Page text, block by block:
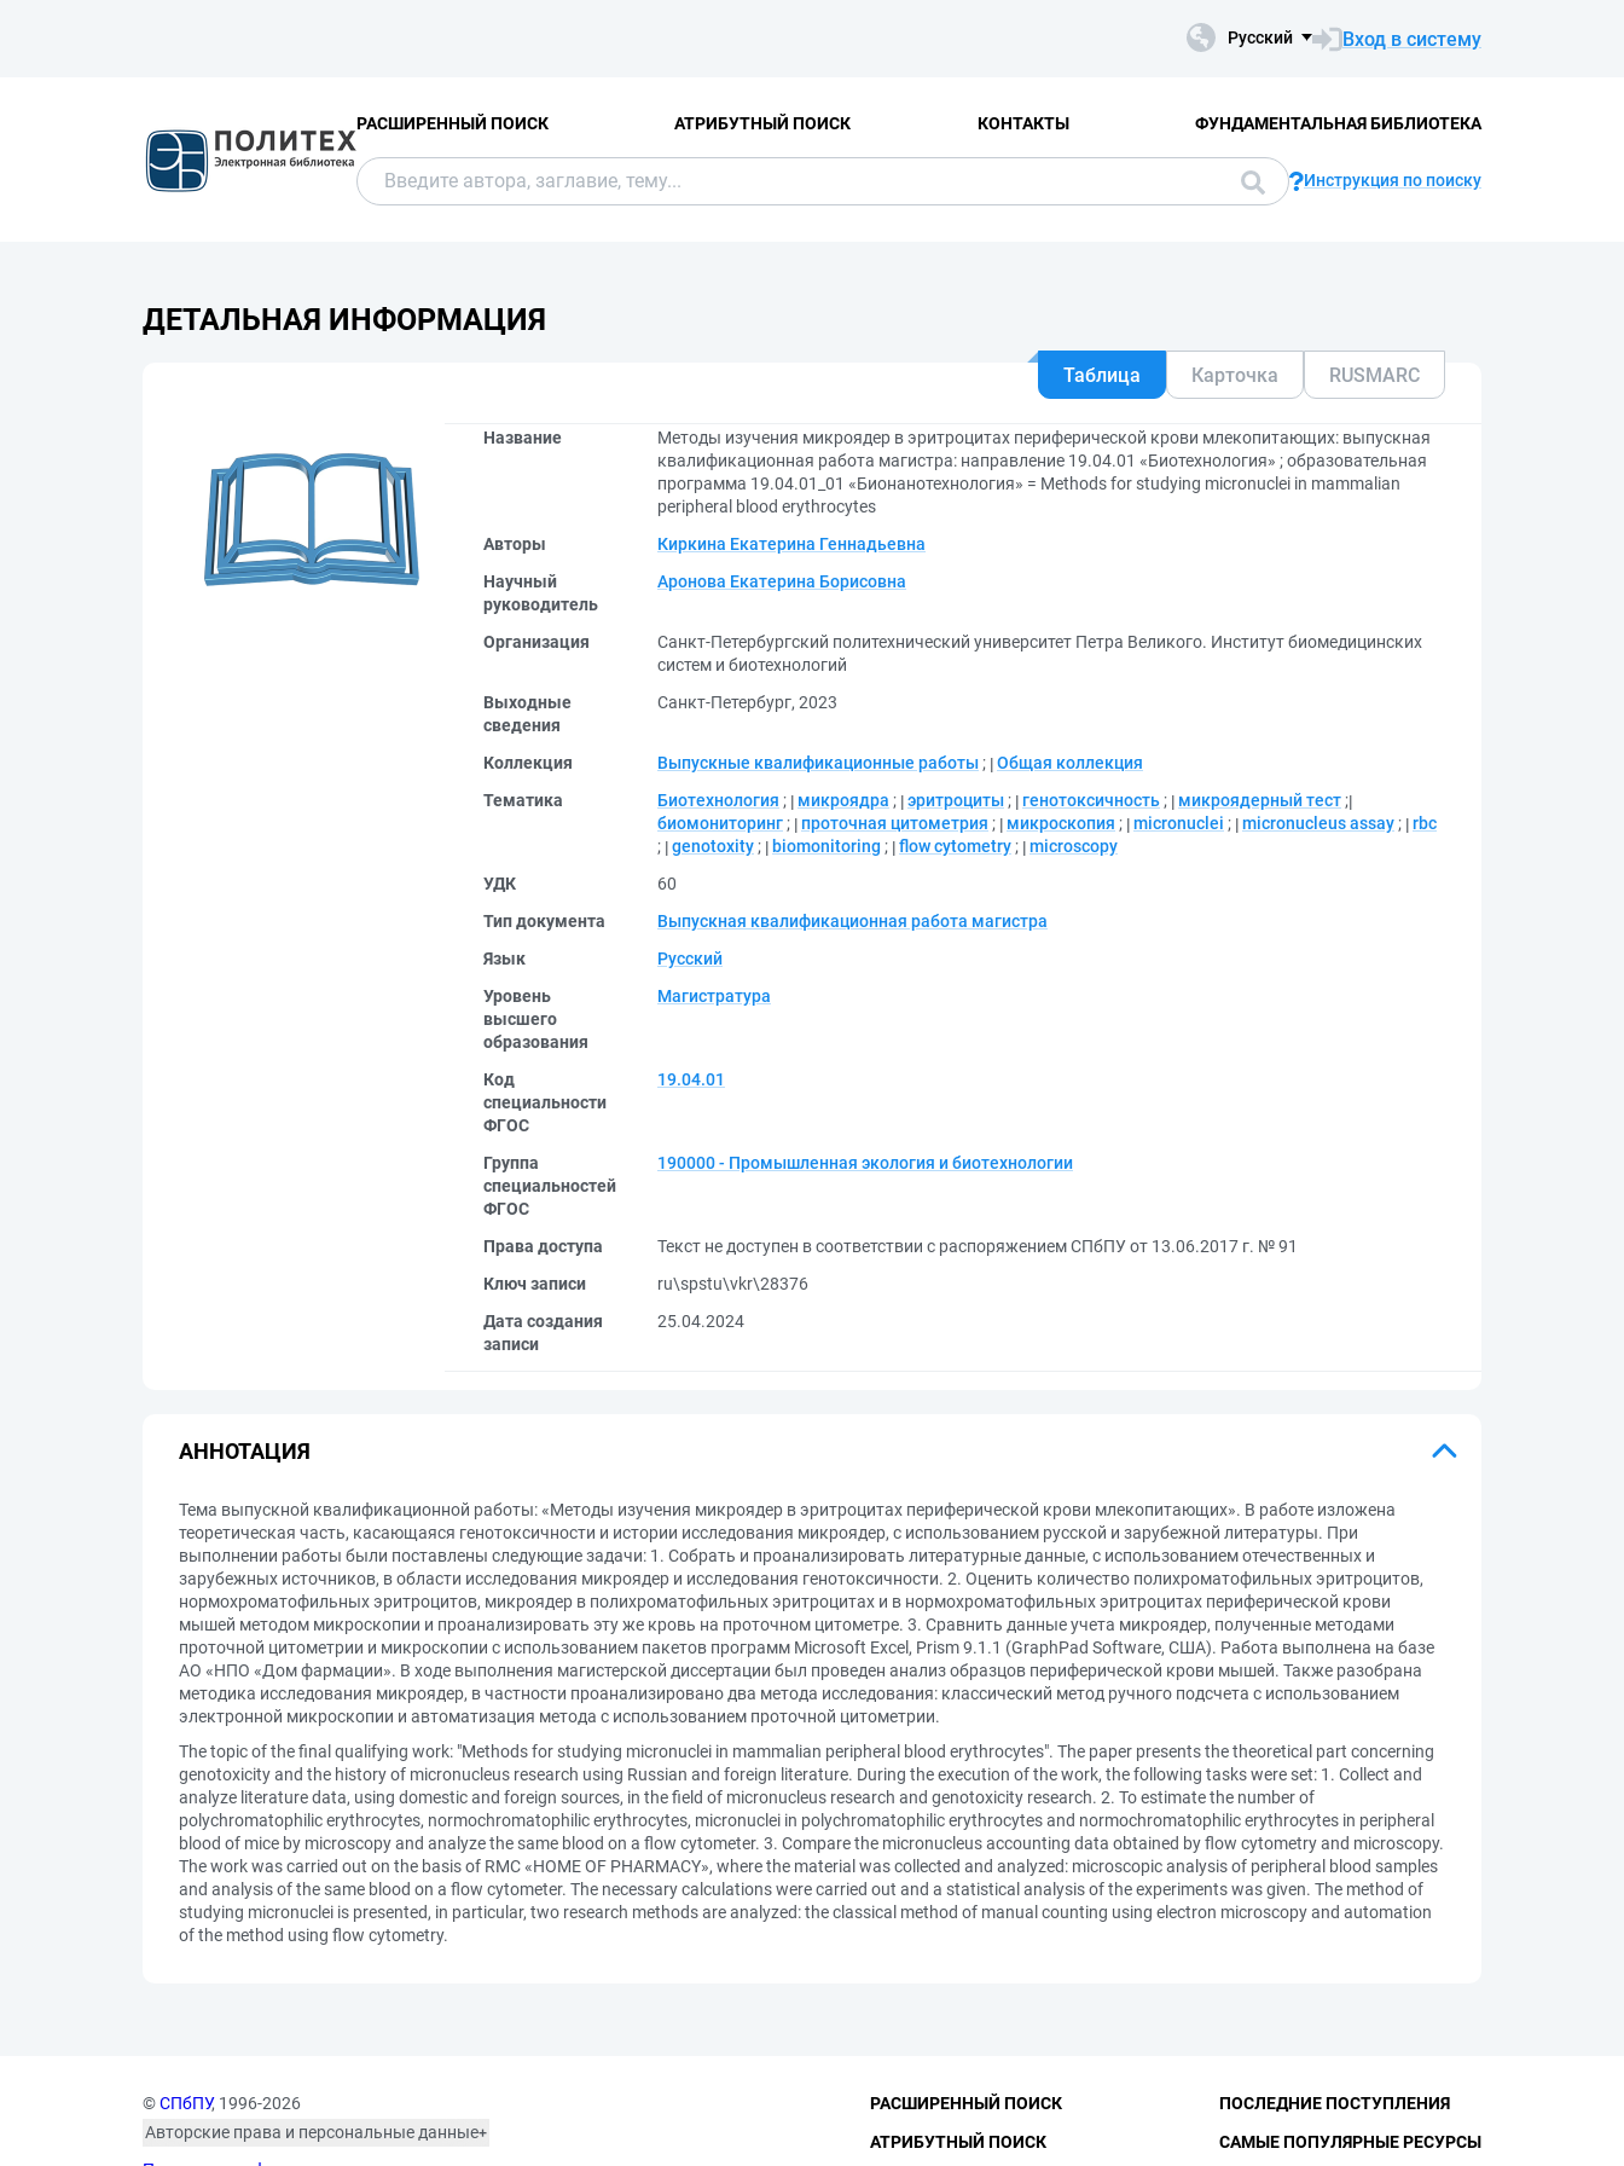
Русский Вход в систему
РАСШИРЕННЫЙ ПОИСК АТРИБУТНЫЙ ПОИСК КОНТАКТЫ ФУНДАМЕНТАЛЬНАЯ БИБЛИОТЕКА
Инструкция по поиску
ДЕТАЛЬНАЯ ИНФОРМАЦИЯ
Таблица Карточка RUSMARC
Название
Методы изучения микроядер в эритроцитах периферической крови млекопитающих: выпускная
квалификационная работа магистра: направление 19.04.01 «Биотехнология» ; образовательная
программа 19.04.01_01 «Бионанотехнология» = Methods for studying micronuclei in mammalian
peripheral blood erythrocytes
Авторы
Киркина Екатерина Геннадьевна
Научный
руководитель
Аронова Екатерина Борисовна
Организация
Санкт-Петербургский политехнический университет Петра Великого. Институт биомедицинских
систем и биотехнологий
Выходные
сведения
Санкт-Петербург, 2023
Коллекция Выпускные квалификационные работы ; Общая коллекция
Тематика
Биотехнология ; микроядра ; эритроциты ; генотоксичность ; микроядерный тест ;
биомониторинг ; проточная цитометрия ; микроскопия ; micronuclei ; micronucleus assay ; rbc
; genotoxity ; biomonitoring ; flow cytometry ; microscopy
УДК
60
Тип документа
Выпускная квалификационная работа магистра
Язык
Русский
Уровень
высшего
образования
Магистратура
Код
специальности
ФГОС
19.04.01
Группа
специальностей
ФГОС
190000 - Промышленная экология и биотехнологии
Права доступа
Текст не доступен в соответствии с распоряжением СПбПУ от 13.06.2017 г. № 91
Ключ записи
ru\spstu\vkr\28376
Дата создания
записи
25.04.2024
АННОТАЦИЯ
Тема выпускной квалификационной работы: «Методы изучения микроядер в эритроцитах периферической крови млекопитающих». В работе изложена
теоретическая часть, касающаяся генотоксичности и истории исследования микроядер, с использованием русской и зарубежной литературы. При
выполнении работы были поставлены следующие задачи: 1. Собрать и проанализировать литературные данные, с использованием отечественных и
зарубежных источников, в области исследования микроядер и исследования генотоксичности. 2. Оценить количество полихроматофильных эритроцитов,
нормохроматофильных эритроцитов, микроядер в полихроматофильных эритроцитах и в нормохроматофильных эритроцитах периферической крови
мышей методом микроскопии и проанализировать эту же кровь на проточном цитометре. 3. Сравнить данные учета микроядер, полученные методами
проточной цитометрии и микроскопии с использованием пакетов программ Microsoft Excel, Prism 9.1.1 (GraphPad Software, США). Работа выполнена на базе
АО «НПО «Дом фармации». В ходе выполнения магистерской диссертации был проведен анализ образцов периферической крови мышей. Также разобрана
методика исследования микроядер, в частности проанализировано два метода исследования: классический метод ручного подсчета с использованием
электронной микроскопии и автоматизация метода с использованием проточной цитометрии.
The topic of the final qualifying work: "Methods for studying micronuclei in mammalian peripheral blood erythrocytes". The paper presents the theoretical part concerning
genotoxicity and the history of micronucleus research using Russian and foreign literature. During the execution of the work, the following tasks were set: 1. Collect and
analyze literature data, using domestic and foreign sources, in the field of micronucleus research and genotoxicity research. 2. To estimate the number of
polychromatophilic erythrocytes, normochromatophilic erythrocytes, micronuclei in polychromatophilic erythrocytes and normochromatophilic erythrocytes in peripheral
blood of mice by microscopy and analyze the same blood on a flow cytometer. 3. Compare the micronucleus accounting data obtained by flow cytometry and microscopy.
The work was carried out on the basis of RMC «HOME OF PHARMACY», where the material was collected and analyzed: microscopic analysis of peripheral blood samples
and analysis of the same blood on a flow cytometer. The necessary calculations were carried out and a statistical analysis of the experiments was given. The method of
studying micronuclei is presented, in particular, two research methods are analyzed: the classical method of manual counting using electron microscopy and automation
of the method using flow cytometry.
©СПбПУ, 1996-2026
Авторские права и персональные данные
РАСШИРЕННЫЙ ПОИСК
АТРИБУТНЫЙ ПОИСК
ПОСЛЕДНИЕ ПОСТУПЛЕНИЯ
САМЫЕ ПОПУЛЯРНЫЕ РЕСУРСЫ